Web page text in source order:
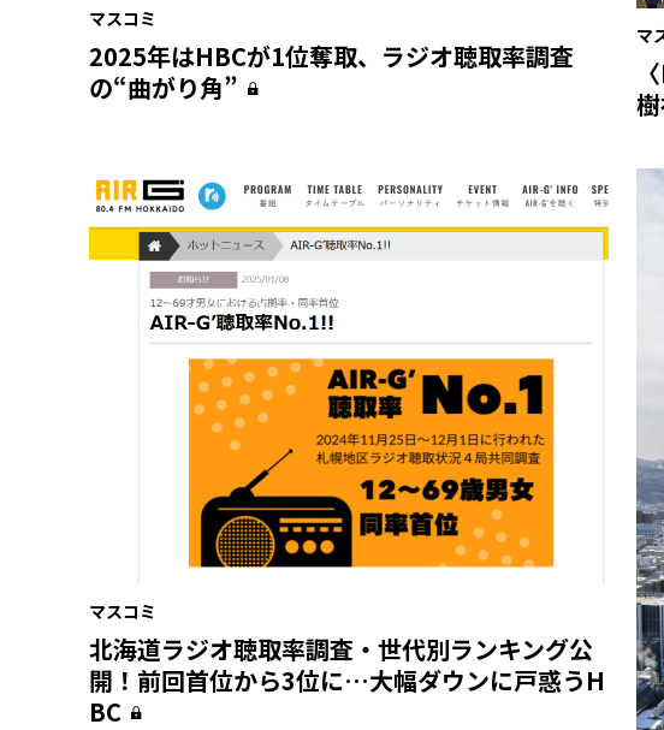
マスコミ
2025年はHBCが1位奪取、ラジオ聴取率調査
の“曲がり角”
マ
マスコミ
北海道ラジオ聴取率調査・世代別ランキング公
開！前回首位から3位に…大幅ダウンに戸惑うH
BC